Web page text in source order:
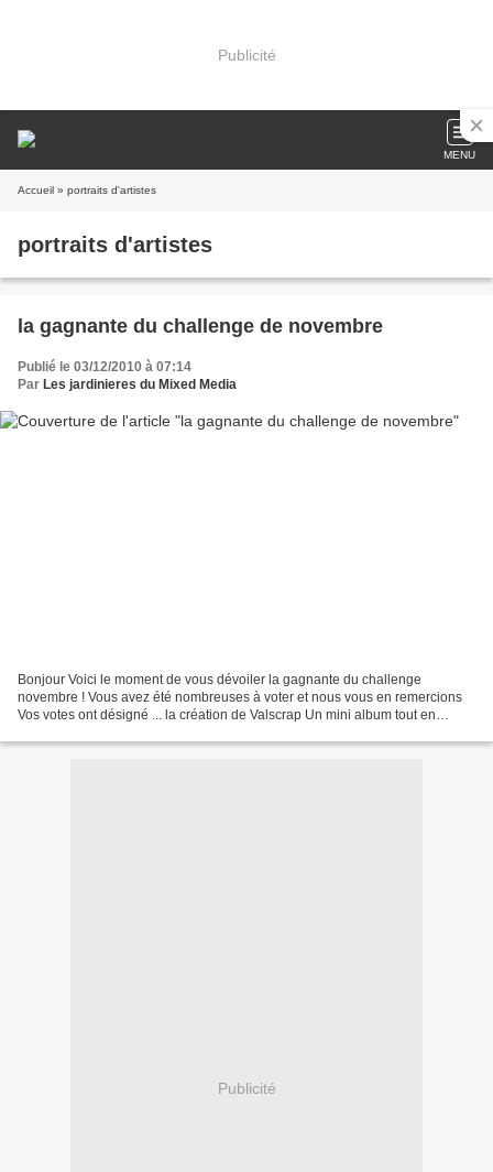
Publicité
MENU
Accueil » portraits d'artistes
portraits d'artistes
la gagnante du challenge de novembre
Publié le 03/12/2010 à 07:14
Par Les jardinieres du Mixed Media
Bonjour Voici le moment de vous dévoiler la gagnante du challenge
novembre ! Vous avez été nombreuses à voter et nous vous en remercions
Vos votes ont désigné ... la création de Valscrap Un mini album tout en
Publicité